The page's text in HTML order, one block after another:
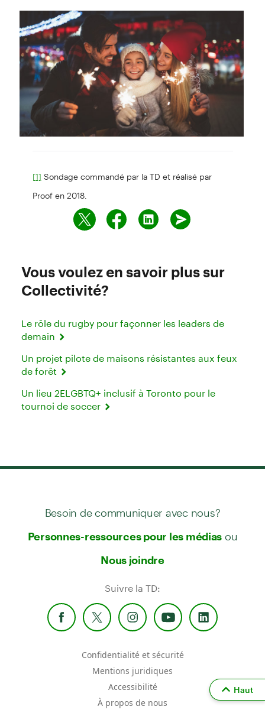
[1] Sondage commandé par la TD et réalisé par
Proof en 2018.
Vous voulez en savoir plus sur
Collectivité?
Le rôle du rugby pour façonner les leaders de
demain
Un projet pilote de maisons résistantes aux feux
de forêt
Un lieu 2ELGBTQ+ inclusif à Toronto pour le
tournoi de soccer
Besoin de communiquer avec nous?
Personnes-ressources pour les médias ou
Nous joindre
Suivre la TD:
Confidentialité et sécurité
Mentions juridiques
Accessibilité
À propos de nous
Haut